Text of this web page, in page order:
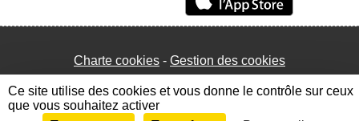
Charte cookies Gestion des cookies
Ce site utilise des cookies et vous donne le contrôle sur ceux
que vous souhaitez activer